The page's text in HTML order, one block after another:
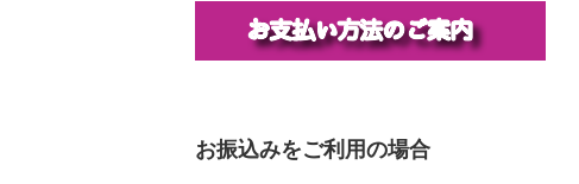
お振込みをご利用の場合